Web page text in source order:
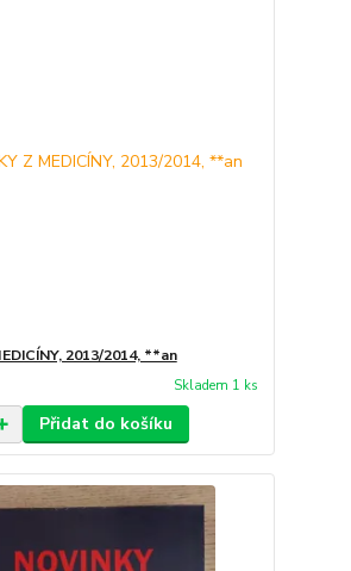
2013/2014, **an
Skladem 1 ks
Přidat do košíku